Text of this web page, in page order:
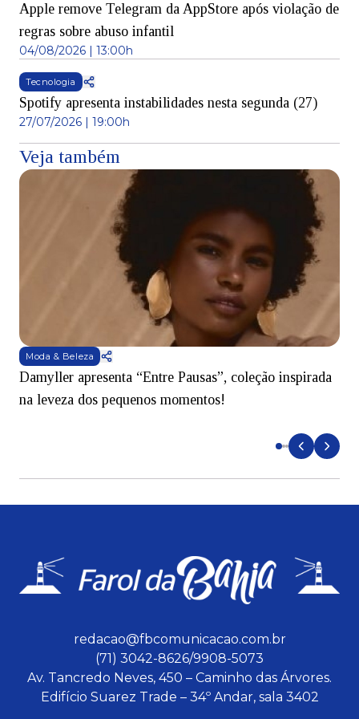
Apple remove Telegram da AppStore após violação de
regras sobre abuso infantil
04/08/2026 | 13:00h
Tecnologia
Spotify apresenta instabilidades nesta segunda (27)
27/07/2026 | 19:00h
Veja também
Moda & Beleza
Damyller apresenta “Entre Pausas”, coleção inspirada
na leveza dos pequenos momentos!
redacao@fbcomunicacao.com.br
(71) 3042-8626/9908-5073
Av. Tancredo Neves, 450 – Caminho das Árvores.
Edifício Suarez Trade – 34º Andar, sala 3402